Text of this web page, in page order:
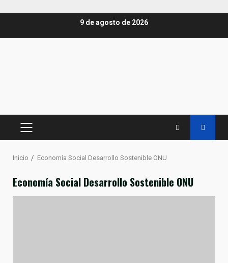
9 de agosto de 2026
MENÚ
Inicio Economía Social Desarrollo Sostenible ONU
Economía Social Desarrollo Sostenible ONU